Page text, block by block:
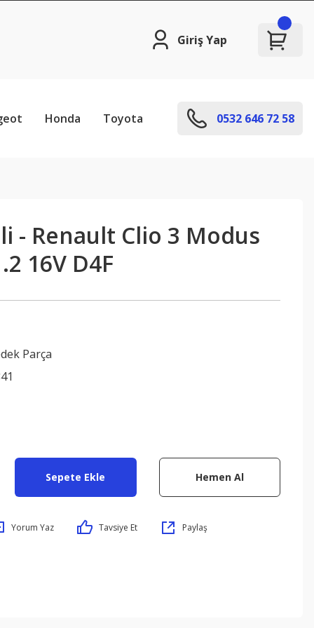
Giriş Yap
Honda Toyota 0532 646 72 58
- Renault Clio 3 Modus
16V D4F
Parça
Sepete Ekle Hemen Al
Yorum Yaz Tavsiye Et Paylaş